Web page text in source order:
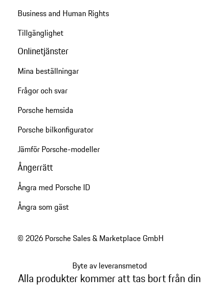
Business and Human Rights
Tillgänglighet
Onlinetjänster
Mina beställningar
Frågor och svar
Porsche hemsida
Porsche bilkonfigurator
Jämför Porsche-modeller
Ångerrätt
Ångra med Porsche ID
Ångra som gäst
© 2026 Porsche Sales & Marketplace GmbH
Byte av leveransmetod
Alla produkter kommer att tas bort från din